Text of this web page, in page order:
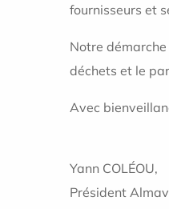
fournisseurs et
Notre
déchets et le
Avec
Yann COLÉOU,
Président